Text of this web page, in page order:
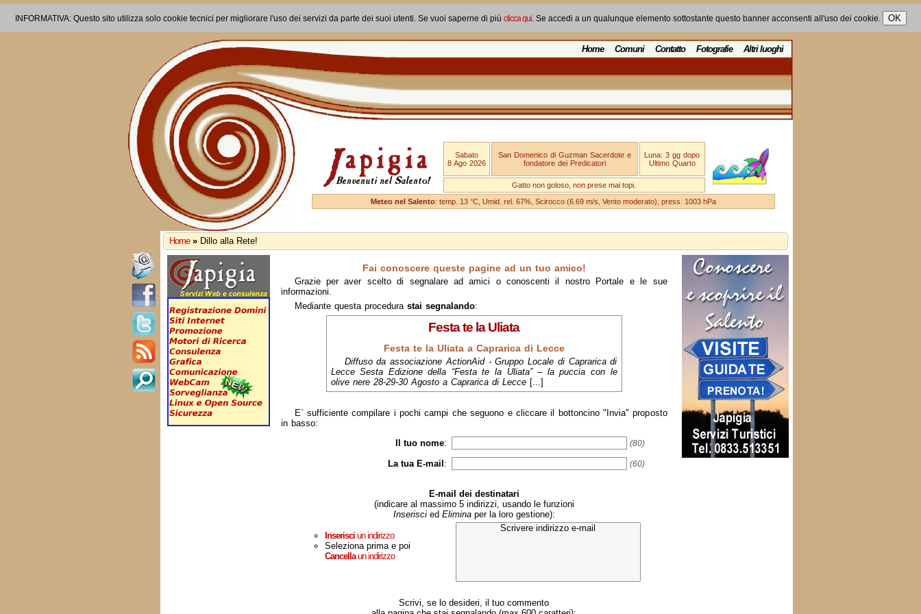
INFORMATIVA: Questo sito utilizza solo cookie tecnici per migliorare l'uso dei servizi da parte dei suoi utenti. Se vuoi saperne di più clicca qui. Se accedi a un qualunque elemento sottostante questo banner acconsenti all'uso dei cookie.
Home Comuni Contatto Fotografie Altri luoghi
Sabato
8 Ago 2026
San Domenico di Guzman Sacerdote e
fondatore dei Predicatori
Luna: 3 gg dopo
Ultimo Quarto
Gatto non goloso, non prese mai topi.
Meteo nel Salento: temp. 13 °C, Umid. rel. 67%, Scirocco (6.69 m/s, Vento moderato), press. 1003 hPa
Home » Dillo alla Rete!
Fai conoscere queste pagine ad un tuo amico!
Grazie per aver scelto di segnalare ad amici o conoscenti il nostro Portale e le sue
informazioni.
Mediante questa procedura stai segnalando:
Festa te la Uliata
Festa te la Uliata a Caprarica di Lecce
Diffuso da associazione ActionAid - Gruppo Locale di Caprarica di
Lecce Sesta Edizione della “Festa te la Uliata” – la puccia con le
olive nere 28-29-30 Agosto a Caprarica di Lecce [...]
E` sufficiente compilare i pochi campi che seguono e cliccare il bottoncino "Invia" proposto
in basso:
Il tuo nome: (80)
La tua E-mail : (60)
E-mail dei destinatari
(indicare al massimo 5 indirizzi, usando le funzioni
Inseriscied Eliminaper la loro gestione):
Inserisciun indirizzo
Seleziona prima e poi
Cancellaun indirizzo
Scrivi, se lo desideri, il tuo commento